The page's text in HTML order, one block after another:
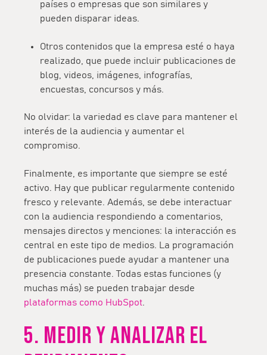
países o empresas que son similares y
pueden disparar ideas.
Otros contenidos que la empresa esté o haya
realizado, que puede incluir publicaciones de
blog, videos, imágenes, infografías,
encuestas, concursos y más.
No olvidar: la variedad es clave para mantener el
interés de la audiencia y aumentar el
compromiso.
Finalmente, es importante que siempre se esté
activo. Hay que publicar regularmente contenido
fresco y relevante. Además, se debe interactuar
con la audiencia respondiendo a comentarios,
mensajes directos y menciones: la interacción es
central en este tipo de medios. La programación
de publicaciones puede ayudar a mantener una
presencia constante. Todas estas funciones (y
muchas más) se pueden trabajar desde
plataformas como HubSpot.
5. MEDIR Y ANALIZAR EL